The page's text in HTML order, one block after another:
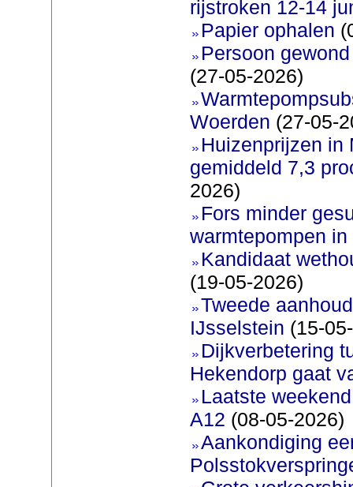
rijstroken 12-14
Papier ophalen
Persoon
(27-05-2026)
Woerden (27-05-
Huizenprijzen in
gemiddeld 7,3
2026)
Fors minder
warmtepompen in
Kandidaat
(19-05-2026)
Tweede
IJsselstein (15-
Dijkverbetering
Hekendorp gaat
Laatste
A12 (08-05-2026)
Aankondiging